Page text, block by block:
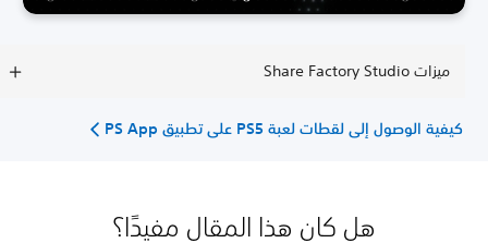
ميزات Share Factory Studio
كيفية الوصول إلى لقطات لعبة PS5 على تطبيق PS App
هل كان هذا المقال مفيدًا؟